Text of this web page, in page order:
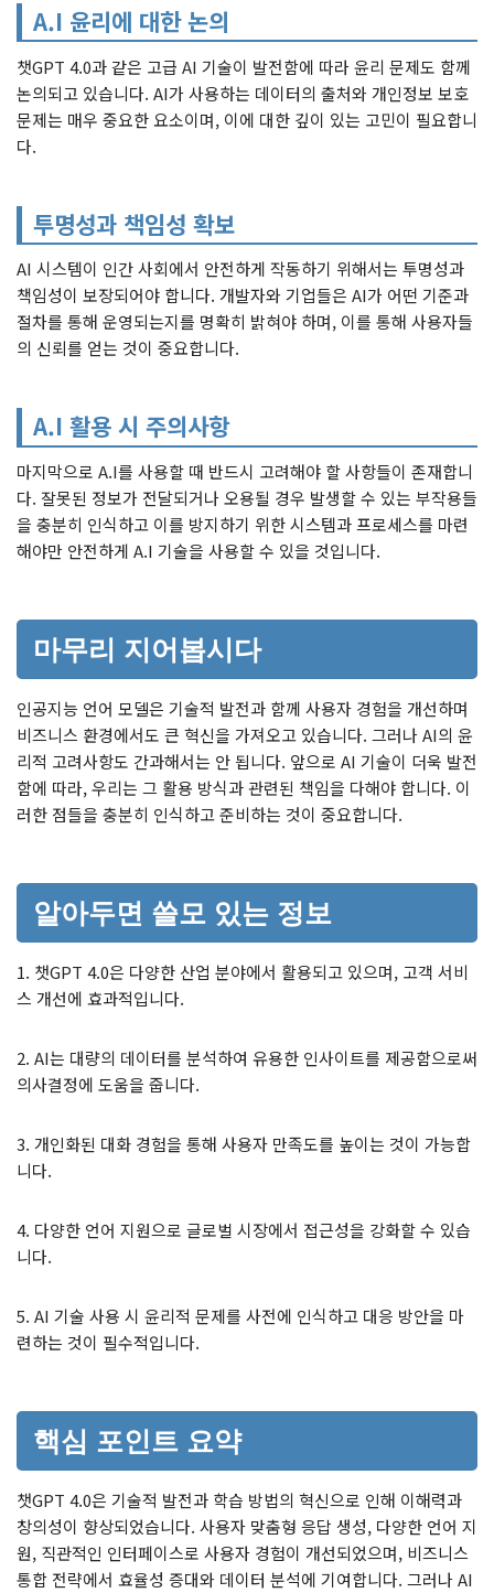
A.I 윤리에 대한 논의
챗GPT 4.0과 같은 고급 AI 기술이 발전함에 따라 윤리 문제도 함께
논의되고 있습니다. AI가 사용하는 데이터의 출처와 개인정보 보호
문제는 매우 중요한 요소이며, 이에 대한 깊이 있는 고민이 필요합니
다.
투명성과 책임성 확보
AI 시스템이 인간 사회에서 안전하게 작동하기 위해서는 투명성과
책임성이 보장되어야 합니다. 개발자와 기업들은 AI가 어떤 기준과
절차를 통해 운영되는지를 명확히 밝혀야 하며, 이를 통해 사용자들
의 신뢰를 얻는 것이 중요합니다.
A.I 활용 시 주의사항
마지막으로 A.I를 사용할 때 반드시 고려해야 할 사항들이 존재합니
다. 잘못된 정보가 전달되거나 오용될 경우 발생할 수 있는 부작용들
을 충분히 인식하고 이를 방지하기 위한 시스템과 프로세스를 마련
해야만 안전하게 A.I 기술을 사용할 수 있을 것입니다.
마무리 지어봅시다
인공지능 언어 모델은 기술적 발전과 함께 사용자 경험을 개선하며
비즈니스 환경에서도 큰 혁신을 가져오고 있습니다. 그러나 AI의 윤
리적 고려사항도 간과해서는 안 됩니다. 앞으로 AI 기술이 더욱 발전
함에 따라, 우리는 그 활용 방식과 관련된 책임을 다해야 합니다. 이
러한 점들을 충분히 인식하고 준비하는 것이 중요합니다.
알아두면 쓸모 있는 정보
1. 챗GPT 4.0은 다양한 산업 분야에서 활용되고 있으며, 고객 서비
스 개선에 효과적입니다.
2. AI는 대량의 데이터를 분석하여 유용한 인사이트를 제공함으로써
의사결정에 도움을 줍니다.
3. 개인화된 대화 경험을 통해 사용자 만족도를 높이는 것이 가능합
니다.
4. 다양한 언어 지원으로 글로벌 시장에서 접근성을 강화할 수 있습
니다.
5. AI 기술 사용 시 윤리적 문제를 사전에 인식하고 대응 방안을 마
련하는 것이 필수적입니다.
핵심 포인트 요약
챗GPT 4.0은 기술적 발전과 학습 방법의 혁신으로 인해 이해력과
창의성이 향상되었습니다. 사용자 맞춤형 응답 생성, 다양한 언어 지
원, 직관적인 인터페이스로 사용자 경험이 개선되었으며, 비즈니스
통합 전략에서 효율성 증대와 데이터 분석에 기여합니다. 그러나 AI